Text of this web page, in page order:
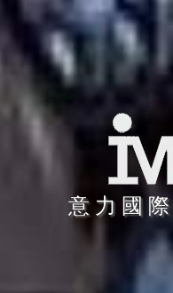
意 力 國